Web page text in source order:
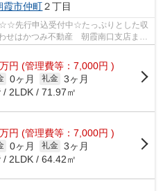
霞市仲町２丁目
先行申込受付中☆たっぷりとした収
せはかつみ不動産 朝霞南口支店まで
万円 (管理費等：7,000円 )
0ヶ月 礼金 3ヶ月
/ 2LDK / 71.97㎡
万円 (管理費等：7,000円 )
0ヶ月 礼金 3ヶ月
/ 2LDK / 64.42㎡